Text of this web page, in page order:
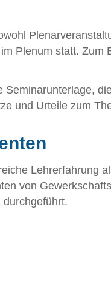
Plenum statt.
Seminarunterlage,
und Urteile zum
Lehrerfahrung
von